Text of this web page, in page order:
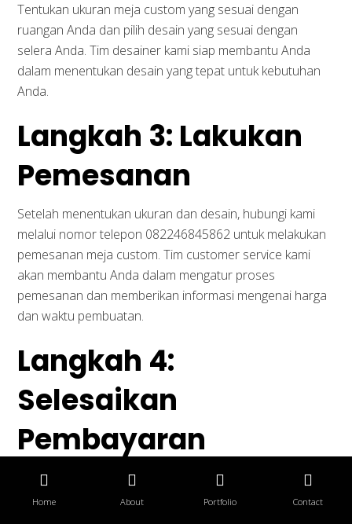
Tentukan ukuran meja custom yang sesuai dengan
ruangan Anda dan pilih desain yang sesuai dengan
selera Anda. Tim desainer kami siap membantu Anda
dalam menentukan desain yang tepat untuk kebutuhan
Anda.
Langkah 3: Lakukan
Pemesanan
Setelah menentukan ukuran dan desain, hubungi kami
melalui nomor telepon 082246845862 untuk melakukan
pemesanan meja custom. Tim customer service kami
akan membantu Anda dalam mengatur proses
pemesanan dan memberikan informasi mengenai harga
dan waktu pembuatan.
Langkah 4:
Selesaikan
Pembayaran
Setelah pemesanan selesai, lakukan pembayaran sesuai
dengan instruksi yang diberikan oleh pihak kami. Anda
Layanan Kami
Desain Interior Ruang Meeting
Desain Interior Ruang Kerja
Desain Interior Ruang Resepsionis
Layanan Konsumen
Cara Pemesanan
FAQ
Konsultasi
Promo
Home About Portfolio Contact